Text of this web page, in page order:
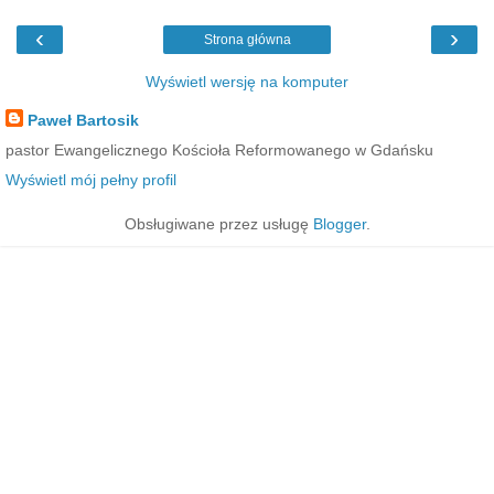
‹ ›
Strona główna
Wyświetl wersję na komputer
Paweł Bartosik
pastor Ewangelicznego Kościoła Reformowanego w Gdańsku
Wyświetl mój pełny profil
Obsługiwane przez usługę Blogger.